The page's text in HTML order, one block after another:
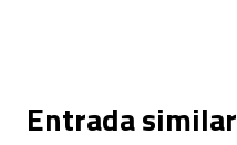
Entrada similar